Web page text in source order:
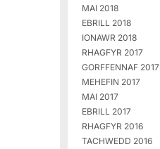
MAI 2018
EBRILL 2018
IONAWR 2018
RHAGFYR 2017
GORFFENNAF 2017
MEHEFIN 2017
MAI 2017
EBRILL 2017
RHAGFYR 2016
TACHWEDD 2016